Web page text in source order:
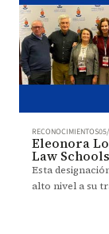
RECONOCIMIENTOS
Eleonora
Law
Esta
alto nivel a su